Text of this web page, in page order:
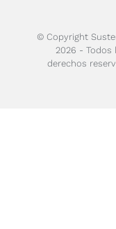
© Copyright
2026 - Todos
derechos